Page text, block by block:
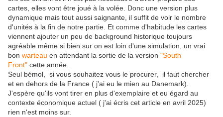
cartes, elles vont être joué à la volée. Donc une version plus
dynamique mais tout aussi saignante, il suffit de voir le nombre
d'unités à la fin de notre partie. Et comme d'habitude les cartes
viennent ajouter un peu de background historique toujours
agréable même si bien sur on est loin d'une simulation, un vrai
bon warteau en attendant la sortie de la version "South
Front" cette année.
Seul bémol, si vous souhaitez vous le procurer, il faut chercher
et en dehors de la France ( j'ai eu le mien au Danemark).
J'espère qu'ils vont tirer en plus d'exemplaire et eu égard au
contexte économique actuel ( j'ai écris cet article en avril 2025)
rien n'est moins sur.